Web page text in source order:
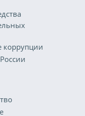
коррупции